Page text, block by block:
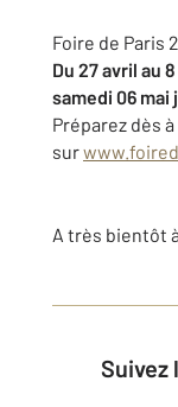
Foire de Paris
Du 27 avril au
samedi 06 mai
Préparez dès
sur
A très bientôt
Suivez l’actualité immobilière et